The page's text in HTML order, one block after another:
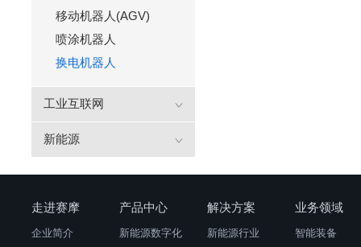
移动机器人(AGV)
喷涂机器人
换电机器人
工业互联网
新能源
走进赛摩
企业简介
产品中心
新能源数字化
解决方案
新能源行业
业务领域
智能装备